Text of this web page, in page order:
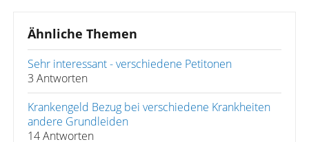
Ähnliche Themen
Sehr interessant - verschiedene Petitonen
3 Antworten
Krankengeld Bezug bei verschiedene Krankheiten
andere Grundleiden
14 Antworten